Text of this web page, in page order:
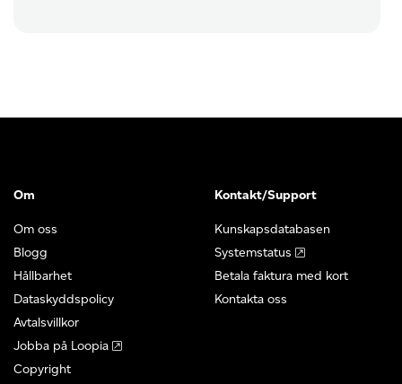
Om
Om oss
Blogg
Hållbarhet
Dataskyddspolicy
Avtalsvillkor
Jobba på Loopia
Copyright
Kontakt/Support
Kunskapsdatabasen
Systemstatus
Betala faktura med kort
Kontakta oss